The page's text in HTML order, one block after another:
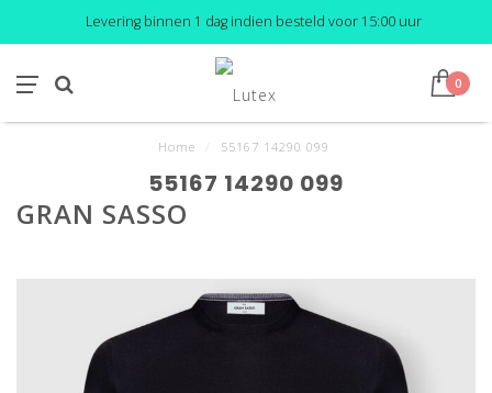
Levering binnen 1 dag indien besteld voor 15:00 uur
0
Home 55167 14290 099
55167 14290 099
GRAN SASSO